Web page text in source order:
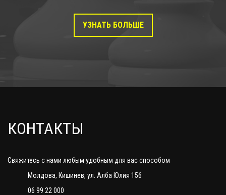
УЗНАТЬ БОЛЬШЕ
КОНТАКТЫ
Свяжитесь с нами любым удобным для вас способом
Молдова, Кишинев, ул. Алба Юлия 156
06 99 22 000